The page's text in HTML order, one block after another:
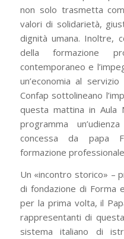
non solo trasmetta
valori di solidarietà,
dignità umana. Inoltre,
della formazione
contemporaneo e
un’economia al
Confap sottolineano
questa mattina in Aula
programma
concessa da papa
formazione
Un «incontro storico» –
di fondazione di Forma
per la prima volta, il
rappresentanti di
sistema italiano di